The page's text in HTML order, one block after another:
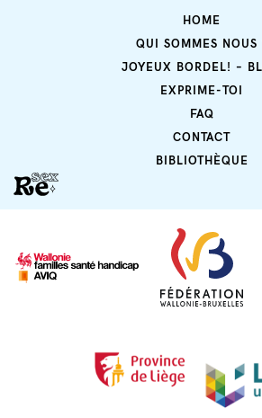
HOME
QUI SOMMES NOUS
JOYEUX BORDEL! –
EXPRIME-TOI
FAQ
CONTACT
BIBLIOTHÈQUE